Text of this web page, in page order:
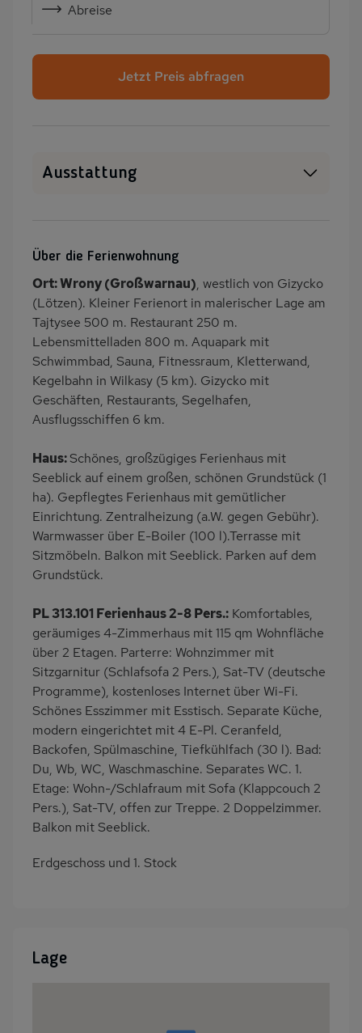
Abreise
Jetzt Preis abfragen
Ausstattung
Garten
Terrasse
Balkon/Loggia
Grill
PKW-Parkplatz
Eingezäuntes
Grundstück
Dusche
Gäste WC
Küche
Kühlschrank
Gefrierschrank
Meerblick/Seeblick
Panoramablick
Ruhige Lage
Babybett
Kinderhochstuhl
Nichtraucher
Freisitz im Garten
Balkonmöbel
Terrassenmöbel
Feuerstelle im Freien
Zusätzliches Badezimmer
Esszimmer
Kaffeemaschine
Erdgeschoss
Strandnah
Nah an See
am Waldrand
Bettwäsche inklusive
Handtücher inklusive
Über die Ferienwohnung
Ort: Wrony (Großwarnau), westlich von Gizycko
(Lötzen). Kleiner Ferienort in malerischer Lage am
Tajtysee 500 m. Restaurant 250 m.
Lebensmittelladen 800 m. Aquapark mit
Schwimmbad, Sauna, Fitnessraum, Kletterwand,
Kegelbahn in Wilkasy (5 km). Gizycko mit
Geschäften, Restaurants, Segelhafen,
Ausflugsschiffen 6 km.
Haus:Schönes, großzügiges Ferienhaus mit
Seeblick auf einem großen, schönen Grundstück (1
ha). Gepflegtes Ferienhaus mit gemütlicher
Einrichtung. Zentralheizung (a.W. gegen Gebühr).
Warmwasser über E-Boiler (100 l).Terrasse mit
Sitzmöbeln. Balkon mit Seeblick. Parken auf dem
Grundstück.
PL 313.101 Ferienhaus 2-8 Pers.: Komfortables,
geräumiges 4-Zimmerhaus mit 115 qm Wohnfläche
über 2 Etagen. Parterre: Wohnzimmer mit
Sitzgarnitur (Schlafsofa 2 Pers.), Sat-TV (deutsche
Programme), kostenloses Internet über Wi-Fi.
Schönes Esszimmer mit Esstisch. Separate Küche,
modern eingerichtet mit 4 E-Pl. Ceranfeld,
Backofen, Spülmaschine, Tiefkühlfach (30 l). Bad:
Du, Wb, WC, Waschmaschine. Separates WC. 1.
Etage: Wohn-/Schlafraum mit Sofa (Klappcouch 2
Pers.), Sat-TV, offen zur Treppe. 2 Doppelzimmer.
Balkon mit Seeblick.
Erdgeschoss und 1. Stock
Lage